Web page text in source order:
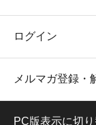
ログイン
メルマガ登録・
PC版表示に切